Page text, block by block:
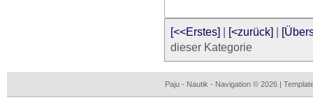
[<<Erstes] [<zurück]
dieser Kategorie
Paju - Nautik - Navigation © 2026 |